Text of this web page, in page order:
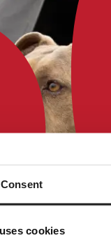
Consent
cookies